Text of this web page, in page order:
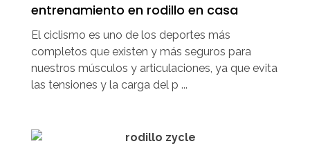
entrenamiento en rodillo en casa
El ciclismo es uno de los deportes más
completos que existen y más seguros para
nuestros músculos y articulaciones, ya que evita
las tensiones y la carga del p ...